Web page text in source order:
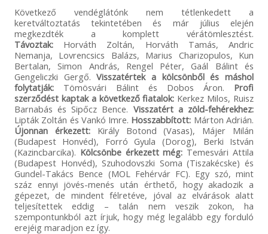
Következő vendéglátónk nem tétlenkedett a
keretváltoztatás tekintetében és már július elején
megkezdték a komplett vérátömlesztést.
Távoztak: Horváth Zoltán, Horváth Tamás, Andric
Nemanja, Lovrencsics Balázs, Marius Charizopulos, Kun
Bertalan, Simon András, Rengel Péter, Gaál Bálint és
Gengeliczki Gergő.Visszatértek a kölcsönből és máshol
folytatják:Tömösvári Bálint és Dobos Áron. Profi
szerződést kaptak a következő fiatalok: Kerkez Milos, Ruisz
Barnabás és Sipőcz Bence. Visszatért a zöld-fehérekhez:
Lipták Zoltán és Vankó Imre. Hosszabbított: Márton Adrián.
Újonnan érkezett:Király Botond (Vasas), Májer Milán
(Budapest Honvéd), Forró Gyula (Dorog), Berki István
(Kazincbarcika). Kölcsönbe érkezett még: Temesvári Attila
(Budapest Honvéd), Szuhodovszki Soma (Tiszakécske) és
Gundel-Takács Bence (MOL Fehérvár FC). Egy szó, mint
száz ennyi jövés-menés után érthető, hogy akadozik a
gépezet, de mindent félretéve, jóval az elvárások alatt
teljesítettek eddig – talán nem veszik zokon, ha
szempontunkból azt írjuk, hogy még legalább egy forduló
erejéig maradjon ez így.